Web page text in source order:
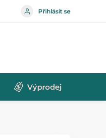
Přihlásit se
Výprodej